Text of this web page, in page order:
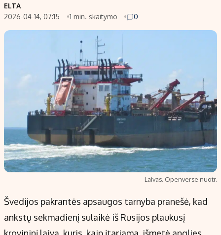
Investavimas
Akcijų rinka
Infliacija
Nedarbo išmokos skaičiuoklė
Indėliai
Būsto finansai
Įdomios naujienos
Apie mus
Redakcijos politika
Privatumo politika
Kontaktai
Regionų naujienos
Indėlių palūkanos
ELTA
2026-04-14, 07:15
1 min. skaitymo 0
Laivas. Openverse nuotr.
Švedijos pakrantės apsaugos tarnyba pranešė, kad
ankstų sekmadienį sulaikė iš Rusijos plaukusį